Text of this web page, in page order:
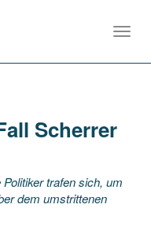
Scherrer
trafen sich, um
dem umstrittenen